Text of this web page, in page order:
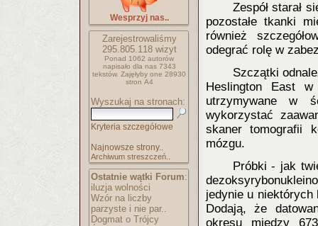
Wesprzyj nas..
Zarejestrowaliśmy
295.805.118wizyt
Ponad 1062 autorów
napisało dla nas 7343
tekstów. Zajęłyby one 28930
stron A4
Wyszukaj na stronach:
Kryteria szczegółowe
Najnowsze strony..
Archiwum streszczeń..
Ostatnie wątki Forum:
iluzja wolności
Wzór na liczby
parzyste i nie par..
Dogmat o Trójcy
Zespół starał
pozostałe tkanki
również
odegrać rolę w
Szczątki
Heslington East
utrzymywane w
wykorzystać
skaner tomografii
mózgu.
Próbki - jak
jedynie u niektórych
Dodają, że
okresu między